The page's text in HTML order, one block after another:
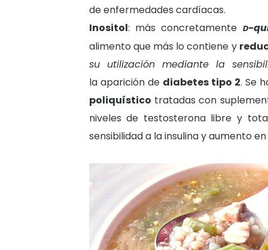
de enfermedades cardíacas.
Inositol: más concretamente D-
alimento que más lo contiene y
su utilización mediante la
la aparición de diabetes tipo 2. Se
poliquístico tratadas con
niveles de testosterona libre y
sensibilidad a la insulina y aumento